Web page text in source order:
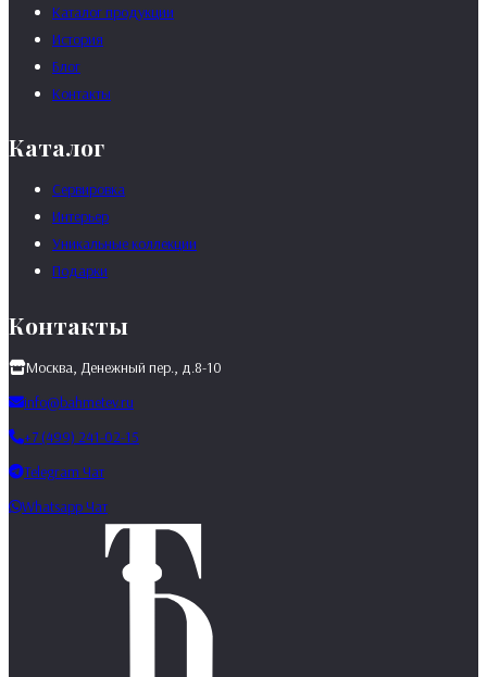
Каталог продукции
История
Блог
Контакты
Каталог
Сервировка
Интерьер
Уникальные коллекции
Подарки
Контакты
Москва, Денежный пер., д.8-10
info@bahmetev.ru
+7 (499) 241-02-15
Telegram Чат
Whatsapp Чат